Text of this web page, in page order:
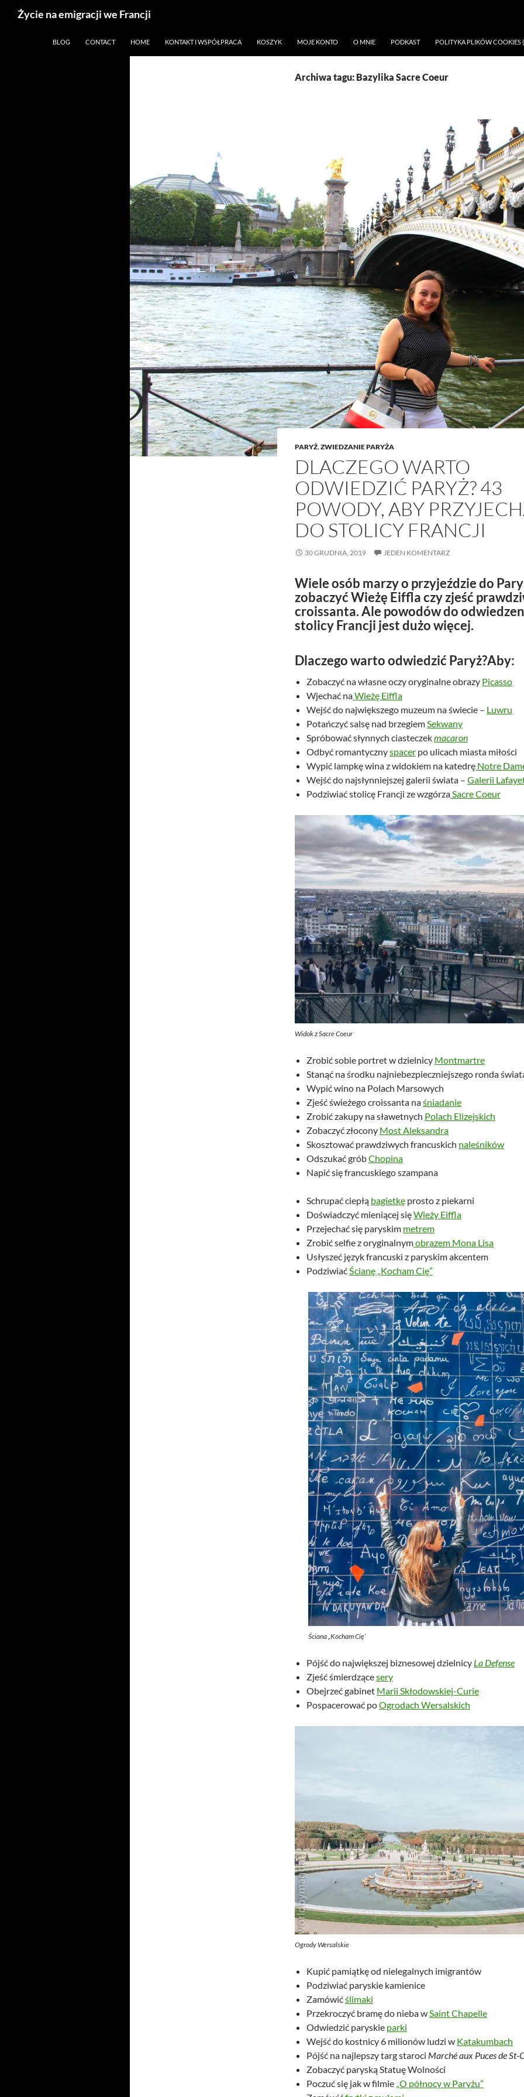
Życie na emigracji we Francji
BLOG CONTACT HOME KONTAKT I WSPÓŁPRACA KOSZYK MOJE KONTO O MNIE PODKAST POLITYKA PLIKÓW COOKIES
Archiwa tagu: Bazylika Sacre Coeur
PARYŻ,ZWIEDZANIE PARYŻA
DLACZEGO WARTO
ODWIEDZIĆ PARYŻ? 43
POWODY, ABY
DO STOLICY FRANCJI
30 GRUDNIA, 2019 JEDEN KOMENTARZ
Wiele osób marzy o przyjeździe do
zobaczyć Wieżę Eiffla czy zjeść
croissanta. Ale powodów do
stolicy Francji jest dużo więcej.
Dlaczego warto odwiedzić Paryż?Aby:
Zobaczyć na własne oczy oryginalne obrazy Picasso
Wjechać naWieżę Eiffla
Wejść do największego muzeum na świecie – Luwru
Potańczyć salsę nad brzegiemSekwany
Spróbować słynnych ciasteczekmacaron
Odbyć romantycznyspacer po ulicach miasta miłości
Wypić lampkę wina z widokiem na katedrę Notre
Wejść do najsłynniejszej galerii świata – Galerii
Podziwiać stolicę Francji ze wzgórzaSacre Coeur
Widok z Sacre Coeur
Zrobić sobie portret w dzielnicy Montmartre
Stanąć na środku najniebezpieczniejszego ronda
Wypić wino na Polach Marsowych
Zjeść świeżego croissanta naśniadanie
Zrobić zakupy na sławetnych Polach Elizejskich
Zobaczyć złocony Most Aleksandra
Skosztować prawdziwych francuskich naleśników
Odszukać gróbChopina
Napić się francuskiego szampana
Schrupać ciepłą bagietkę prosto z piekarni
Doświadczyć mieniącej sięWieży Eiffla
Przejechać się paryskim metrem
Zrobić selfie z oryginalnymobrazem Mona Lisa
Usłyszeć język francuski z paryskim akcentem
PodziwiaćŚcianę „Kocham Cię”
Ściana „Kocham Cię’
Pójść do największej biznesowej dzielnicy La Defense
Zjeść śmierdzącesery
Obejrzeć gabinet Marii Skłodowskiej-Curie
Pospacerować poOgrodach Wersalskich
Ogrody Wersalskie
Kupić pamiątkę od nielegalnych imigrantów
Podziwiać paryskie kamienice
Zamówićślimaki
Przekroczyć bramę do nieba wSaint Chapelle
Odwiedzić paryskie parki
Wejść do kostnicy 6 milionów ludzi w Katakumbach
Pójść na najlepszy targ staroci Marché aux Puces de St-
Zobaczyć paryską Statuę Wolności
Poczuć się jak w filmie „O północy w Paryżu”